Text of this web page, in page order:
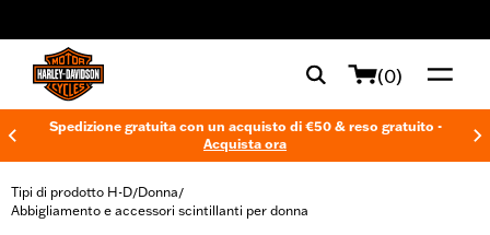
(0)
Spedizione gratuita con un acquisto di €50 & reso gratuito -
Acquista ora
Tipi di prodotto H-D/Donna/
Abbigliamento e accessori scintillanti per donna